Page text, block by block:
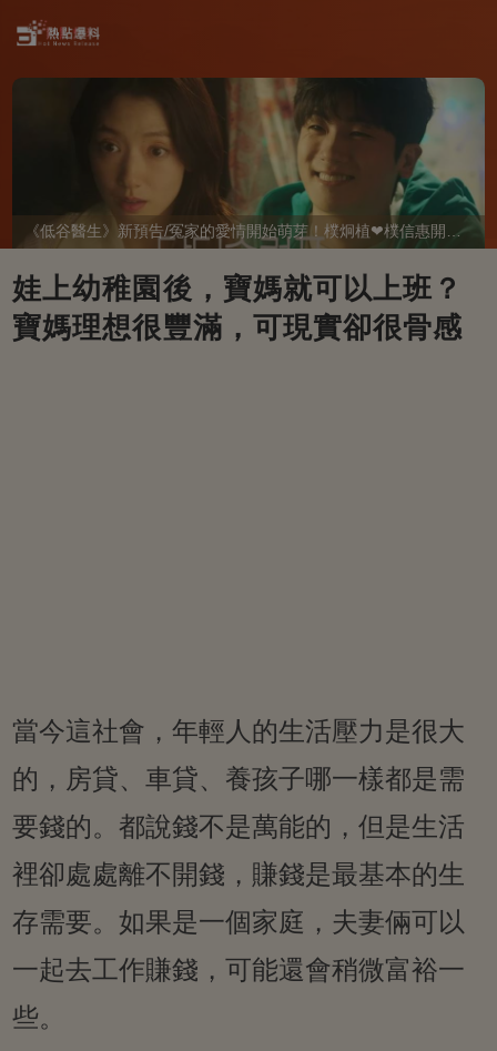
《低谷醫生》新預告/冤家的愛情開始萌芽！樸炯植❤樸信惠開啓「同居生活」互相共鳴、安慰~
娃上幼稚園後，寶媽就可以上班？
寶媽理想很豐滿，可現實卻很骨感
當今這社會，年輕人的生活壓力是很大
的，房貸、車貸、養孩子哪一樣都是需
要錢的。都說錢不是萬能的，但是生活
裡卻處處離不開錢，賺錢是最基本的生
存需要。如果是一個家庭，夫妻倆可以
一起去工作賺錢，可能還會稍微富裕一
些。